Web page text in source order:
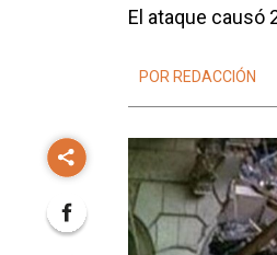
El ataque causó
POR REDACCIÓN